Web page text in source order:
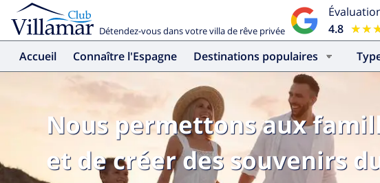
Détendez-vous dans votre villa de rêve privée
4.8
Accueil Connaître l'Espagne Destinations populaires
Nous permettons aux
et de créer des souvenirs